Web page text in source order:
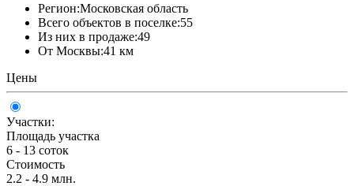
Регион:Московская область
Всего объектов в поселке:55
Из них в продаже:49
От Москвы:41 км
Цены
Участки:
Площадь участка
6 - 13 соток
Стоимость
2.2 - 4.9 млн.